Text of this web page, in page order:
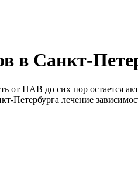
в Санкт-
от ПАВ до сих пор остается
Петербурга лечение